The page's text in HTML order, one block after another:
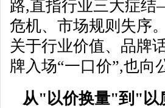
路,直指行业三大症
危机、市场规则失序
关于行业价值、品牌
牌入场“一口价”,也向
从"以价换量"到"以